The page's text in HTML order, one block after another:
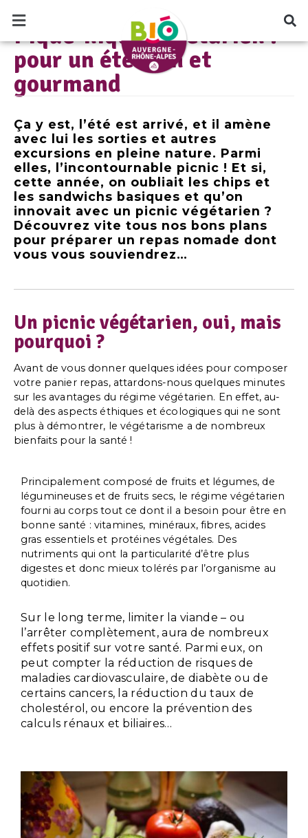
LE BLOG BIO AUVERGNE RHÔNE-ALPES
Pique-nique végétarien :
pour un été sain et
gourmand
Ça y est, l’été est arrivé, et il amène
avec lui les sorties et autres
excursions en pleine nature. Parmi
elles, l’incontournable picnic ! Et si,
cette année, on oubliait les chips et
les sandwichs basiques et qu’on
innovait avec un picnic végétarien ?
Découvrez vite tous nos bons plans
pour préparer un repas nomade dont
vous vous souviendrez…
Un picnic végétarien, oui, mais
pourquoi ?
Avant de vous donner quelques idées pour composer
votre panier repas, attardons-nous quelques minutes
sur les avantages du régime végétarien. En effet, au-
delà des aspects éthiques et écologiques qui ne sont
plus à démontrer, le végétarisme a de nombreux
bienfaits pour la santé !
Principalement composé de fruits et légumes, de
légumineuses et de fruits secs, le régime végétarien
fourni au corps tout ce dont il a besoin pour être en
bonne santé : vitamines, minéraux, fibres, acides
gras essentiels et protéines végétales. Des
nutriments qui ont la particularité d’être plus
digestes et donc mieux tolérés par l’organisme au
quotidien.
Sur le long terme, limiter la viande – ou
l’arrêter complètement, aura de nombreux
effets positif sur votre santé. Parmi eux, on
peut compter la réduction de risques de
maladies cardiovasculaire, de diabète ou de
certains cancers, la réduction du taux de
cholestérol, ou encore la prévention des
calculs rénaux et biliaires…